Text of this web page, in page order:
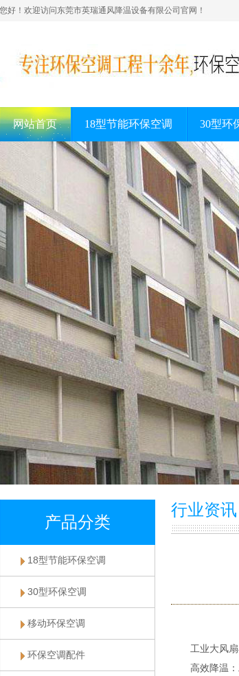
您好！欢迎访问东莞市英瑞通风降温设备有限公司官网！
网站首页 18型节能环保空调 30型环
产品分类
18型节能环保空调
30型环保空调
移动环保空调
环保空调配件
行业资讯
工业大风扇
高效降温：工